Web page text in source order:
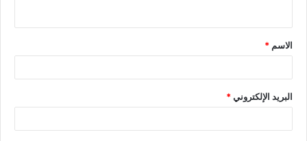
الاسم *
البريد الإلكتروني*